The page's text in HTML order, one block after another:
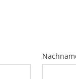
Pflichtfeld